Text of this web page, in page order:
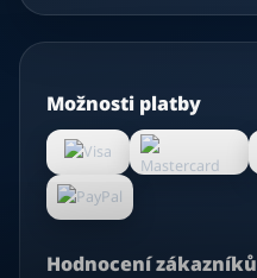
Možnosti platby
Hodnocení zákazníků